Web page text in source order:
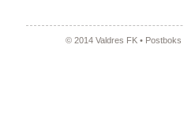
© 2014 Valdres FK •